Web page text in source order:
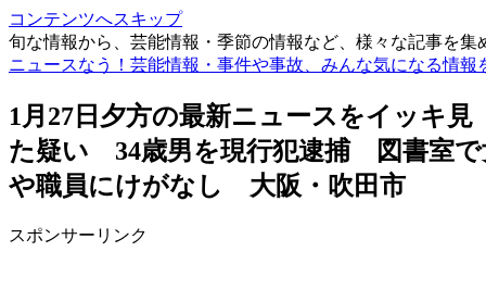
コンテンツへスキップ
旬な情報から、芸能情報・季節の情報など、様々な記事を集
ニュースなう！芸能情報・事件や事故、みんな気になる情報
1月27日夕方の最新ニュースをイッキ
た疑い 34歳男を現行犯逮捕 図書室
や職員にけがなし 大阪・吹田市
スポンサーリンク